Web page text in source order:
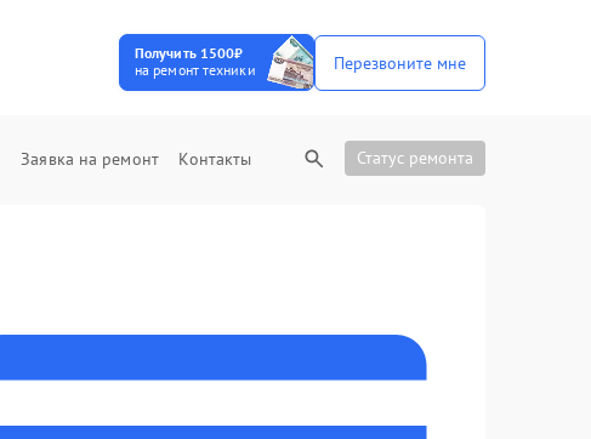
Получить 1500₽
на ремонт техники
Перезвоните мне
Заявка на ремонт Контакты Статус ремонта